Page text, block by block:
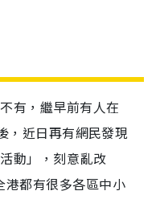
有，繼早前有人在
，近日再有網民發現
動」，刻意亂改
都有很多各區中小